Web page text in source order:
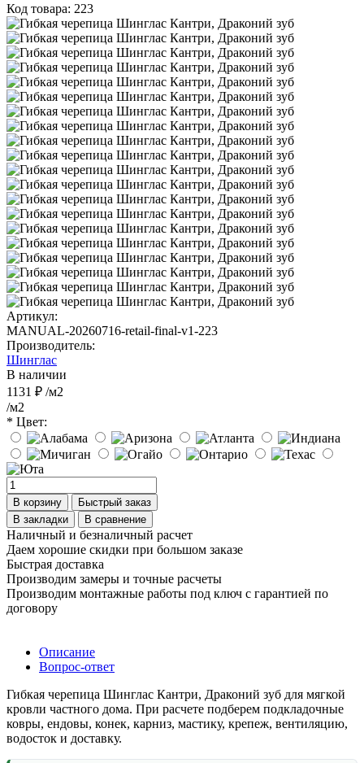
Код товара: 223
Артикул:
MANUAL-20260716-retail-final-v1-223
Производитель:
Шинглас
В наличии
1131 ₽ /м2
/м2
* Цвет:
В корзину
Быстрый заказ
В закладки
В сравнение
Наличный и безналичный расчет
Даем хорошие скидки при большом заказе
Быстрая доставка
Производим замеры и точные расчеты
Производим монтажные работы под ключ с гарантией по
договору
Описание
Вопрос-ответ
Гибкая черепица Шинглас Кантри, Драконий зуб для мягкой
кровли частного дома. При расчете подберем подкладочные
ковры, ендовы, конек, карниз, мастику, крепеж, вентиляцию,
водосток и доставку.